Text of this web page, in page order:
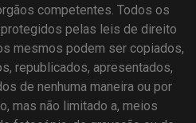
competentes. Todos os
pelas leis de direito
mesmos podem ser copiados,
republicados, apresentados,
de nenhuma maneira ou por
mas não limitado a, meios